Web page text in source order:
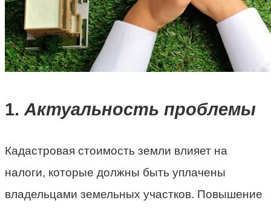
1.Актуальность проблемы
Кадастровая стоимость земли влияет на
налоги, которые должны быть уплачены
владельцами земельных участков. Повышение